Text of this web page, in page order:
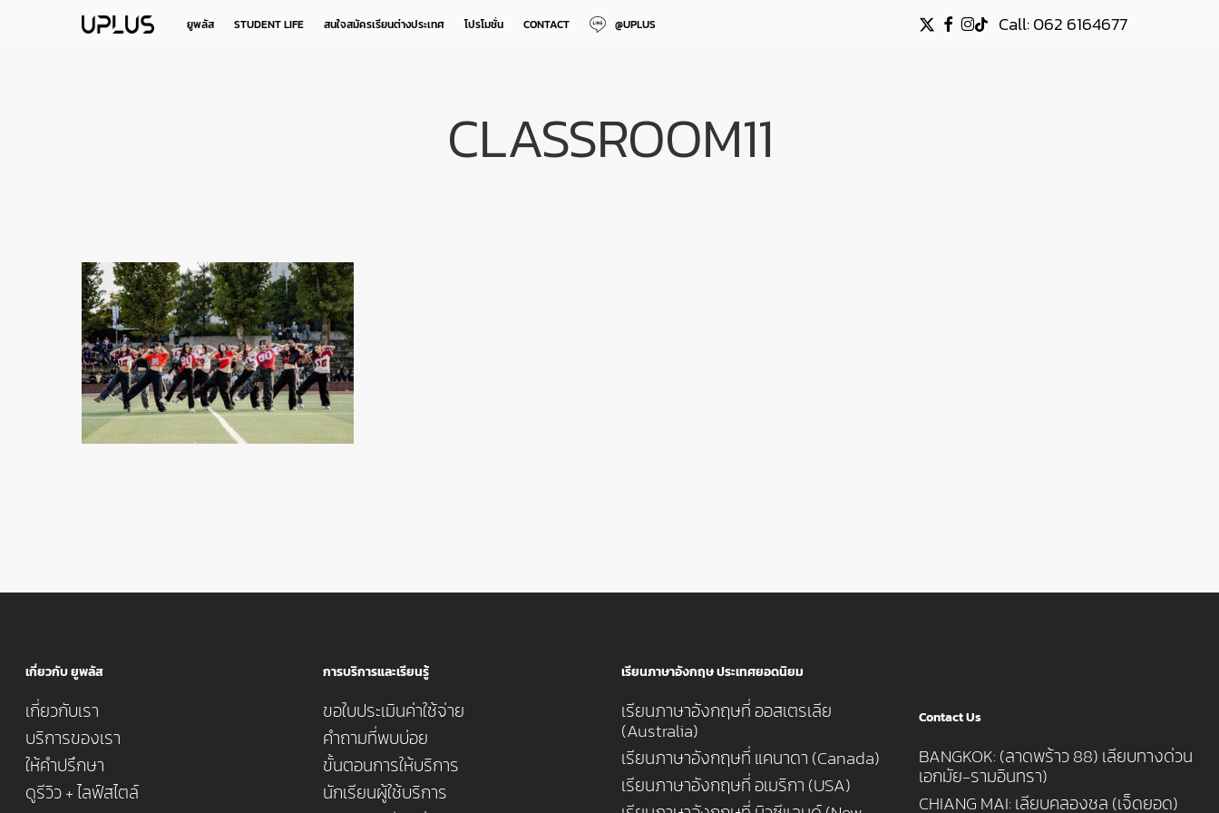
ยูพลัส STUDENT LIFE สนใจสมัครเรียนต่างประเทศ โปรโมชั่น CONTACT @UPLUS Call: 062 6164677
X-
TWITTER
FACEBOOK
INSTAGRAM
TIKTOK
CLASSROOM11
เกี่ยวกับ ยูพลัส
เกี่ยวกับเรา
บริการของเรา
ให้คำปรึกษา
ดูรีวิว + ไลฟ์สไตล์
การบริการและเรียนรู้
ขอใบประเมินค่าใช้จ่าย
คำถามที่พบบ่อย
ขั้นตอนการให้บริการ
นักเรียนผู้ใช้บริการ
เรียนภาษาอังกฤษ ประเทศยอดนิยม
เรียนภาษาอังกฤษที่ ออสเตรเลีย
(Australia)
เรียนภาษาอังกฤษที่ แคนาดา (Canada)
เรียนภาษาอังกฤษที่ อเมริกา (USA)
Contact Us
BANGKOK: (ลาดพร้าว 88) เลียบทางด่วน
เอกมัย-รามอินทรา)
CHIANG MAI: เลียบคลองชล (เจ็ดยอด)